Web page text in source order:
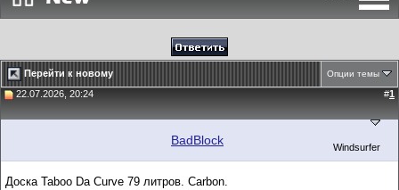
Перейти к новому Опции темы
22.07.2026, 20:24 #1
BadBlock Windsurfer
Доска Taboo Da Curve 79 литров. Carbon.